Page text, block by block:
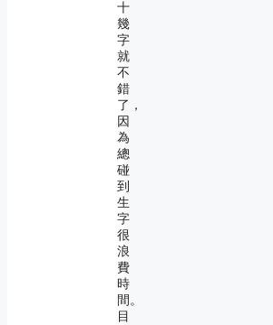
十
幾
字
就
不
錯
了，
因
為
總
碰
到
生
字
很
浪
費
時
間。
目